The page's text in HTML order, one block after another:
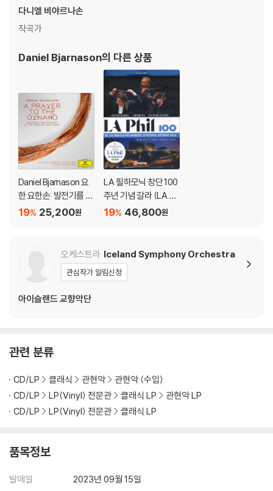
다니엘 비야르나손
작곡가
Daniel Bjarnason의 다른 상품
Daniel Bjarnason 요
한 요한손: 발전기를 위
한 기도 (Johann Joha
25,200원
19%
LA 필하모닉 창단 100
주년 기념 갈라 (LA Ph
il 100) 46,800원
19%
오케스트라 Iceland Symphony Orchestra
관심작가 알림신청
아이슬랜드 교향악단
관련 분류
CD/LP 클래식 관현악
관현악 (수입)
CD/LP
LP(Vinyl) 전문관 클래식 LP
관현악 LP
CD/LP
LP(Vinyl) 전문관 클래식 LP
품목정보
발매일
2023년 09월 15일